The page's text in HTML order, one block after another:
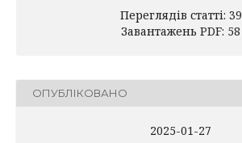
Переглядів статті: 39
Завантажень PDF: 58
ОПУБЛІКОВАНО
2025-01-27